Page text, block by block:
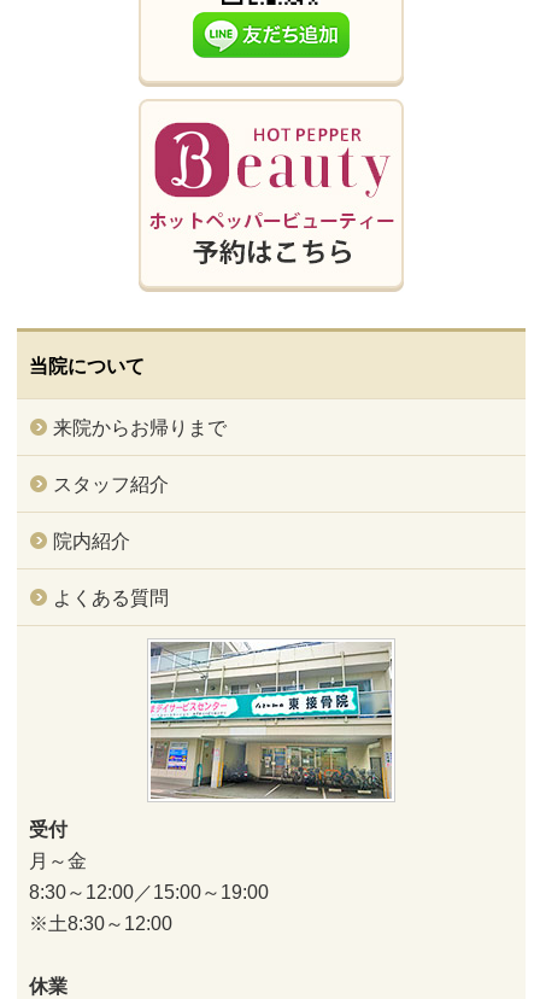
当院について
来院からお帰りまで
スタッフ紹介
院内紹介
よくある質問
受付
月～金
8:30～12:00／15:00～19:00
※土8:30～12:00
休業